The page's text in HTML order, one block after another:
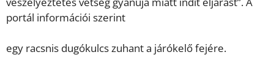
portál információi szerint
egy racsnis dugókulcs zuhant a járókelő fejére.